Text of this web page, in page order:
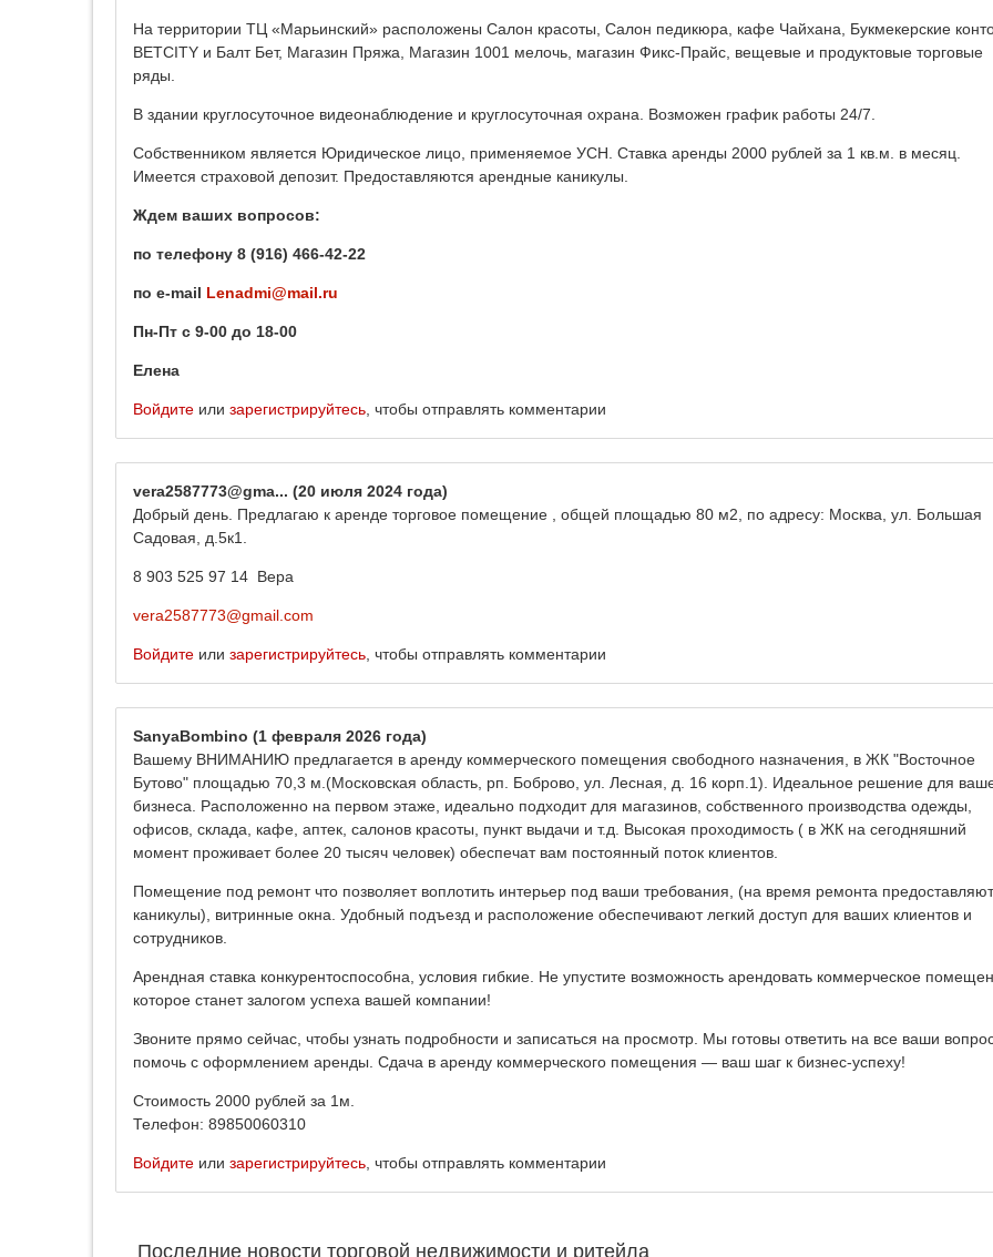
На территории ТЦ «Марьинский» расположены Салон красоты, Салон педикюра, кафе Чайхана, Букмекерские
BETCITY и Балт Бет, Магазин Пряжа, Магазин 1001 мелочь, магазин Фикс-Прайс, вещевые и продуктовые торговые
ряды.
В здании круглосуточное видеонаблюдение и круглосуточная охрана. Возможен график работы 24/7.
Собственником является Юридическое лицо, применяемое УСН. Ставка аренды 2000 рублей за 1 кв.м. в месяц.
Имеется страховой депозит. Предоставляются арендные каникулы.
Ждем ваших вопросов:
по телефону 8 (916) 466-42-22
по e-mail Lenadmi@mail.ru
Пн-Пт с 9-00 до 18-00
Елена
Войдите или зарегистрируйтесь , чтобы отправлять комментарии
vera2587773@gma... (20 июля 2024 года)
Добрый день. Предлагаю к аренде торговое помещение , общей площадью 80 м2, по адресу: Москва, ул. Большая
Садовая, д.5к1.
8 903 525 97 14 Вера
vera2587773@gmail.com
Войдите или зарегистрируйтесь , чтобы отправлять комментарии
SanyaBombino (1 февраля 2026 года)
Вашему ВНИМАНИЮ предлагается в аренду коммерческого помещения свободного назначения, в ЖК "Восточное
Бутово" площадью 70,3 м.(Московская область, рп. Боброво, ул. Лесная, д. 16 корп.1). Идеальное решение для
бизнеса. Расположенно на первом этаже, идеально подходит для магазинов, собственного производства одежды,
офисов, склада, кафе, аптек, салонов красоты, пункт выдачи и т.д. Высокая проходимость ( в ЖК на сегодняшний
момент проживает более 20 тысяч человек) обеспечат вам постоянный поток клиентов.
Помещение под ремонт что позволяет воплотить интерьер под ваши требования, (на время ремонта
каникулы), витринные окна. Удобный подъезд и расположение обеспечивают легкий доступ для ваших клиентов и
сотрудников.
Арендная ставка конкурентоспособна, условия гибкие. Не упустите возможность арендовать коммерческое
которое станет залогом успеха вашей компании!
Звоните прямо сейчас, чтобы узнать подробности и записаться на просмотр. Мы готовы ответить на все ваши
помочь с оформлением аренды. Сдача в аренду коммерческого помещения — ваш шаг к бизнес-успеху!
Стоимость 2000 рублей за 1м.
Телефон: 89850060310
Войдите или зарегистрируйтесь , чтобы отправлять комментарии
Последние новости торговой недвижимости и ритейла